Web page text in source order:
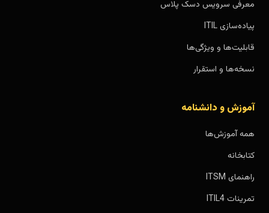
معرفی سرویس دسک پلاس
پیاده‌سازی ITIL
قابلیت‌ها و ویژگی‌ها
نسخه‌ها و استقرار
آموزش و دانشنامه
همه آموزش‌ها
کتابخانه
راهنمای ITSM
تمرینات ITIL4